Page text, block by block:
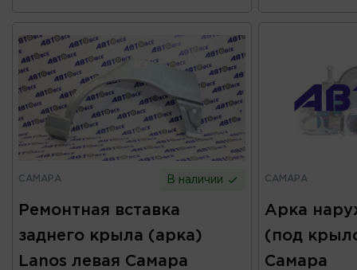
САМАРА В наличии
Ремонтная вставка
заднего крыла (арка)
Lanos левая Самара
САМАРА
Арка
(под
Самара